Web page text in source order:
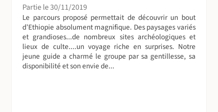
base de poulet pimenté, le ketfo (tartare de bœuf coupé
au couteau …) est aussi très apprécié.
Aussi curieux que ça paraisse et même si les italiens sont
restés bien peu de temps dans leur " colonie " d’Afrique
de l’Est, les spaghettis et les macaronis sont toujours très
prisés, on en trouve pratiquement partout.
Partie le 30/11/2019
Le parcours proposé permettait de découvrir un bout
d’Ethiopie absolument magnifique. Des paysages variés
et grandioses...de nombreux sites archéologiques et
lieux de culte....un voyage riche en surprises. Notre
jeune guide a charmé le groupe par sa gentillesse, sa
disponibilité et son envie de...